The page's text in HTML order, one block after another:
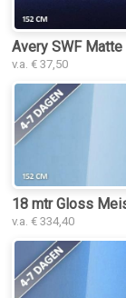
Avery SWF
v.a. € 37,50
18 mtr Gloss
v.a. € 334,40